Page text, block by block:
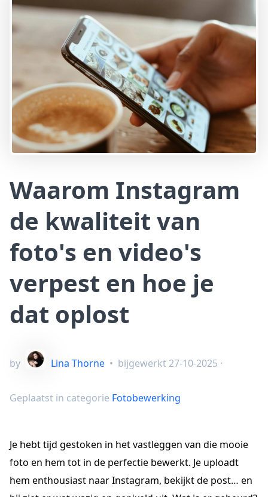
Waarom Instagram
de kwaliteit van
foto's en video's
verpest en hoe je
dat oplost
by Lina Thorne • bijgewerkt 27-10-2025 ·
Geplaatst in categorie Fotobewerking
Je hebt tijd gestoken in het vastleggen van die mooie
foto en hem tot in de perfectie bewerkt. Je uploadt
hem enthousiast naar Instagram, bekijkt de post… en